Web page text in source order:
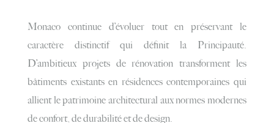
Monaco continue d’évoluer tout en préservant le
caractère distinctif qui définit la Principauté.
D’ambitieux projets de rénovation transforment les
bâtiments existants en résidences contemporaines qui
allient le patrimoine architectural aux normes modernes
de confort, de durabilité et de design.